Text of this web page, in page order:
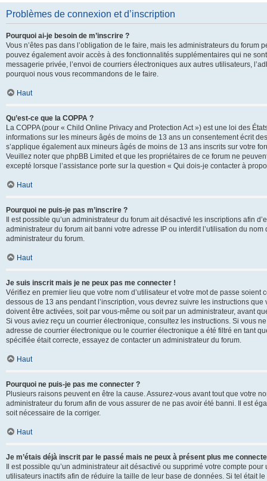
Problèmes de connexion et d’inscription
Pourquoi ai-je besoin de m’inscrire ?
Vous n’êtes pas dans l’obligation de le faire, mais les administrateurs du
pouvez également avoir accès à des fonctionnalités supplémentaires qui ne
messagerie privée, l’envoi de courriers électroniques aux autres utilisateurs,
pourquoi nous vous recommandons de le faire.
Haut
Qu’est-ce que la COPPA ?
La COPPA (pour « Child Online Privacy and Protection Act ») est une loi des
informations sur les mineurs âgés de moins de 13 ans un consentement écrit
s’applique également aux mineurs âgés de moins de 13 ans inscrits sur votre
Veuillez noter que phpBB Limited et que les propriétaires de ce forum ne
excepté lorsque l’assistance porte sur la question « Qui dois-je contacter à
Haut
Pourquoi ne puis-je pas m’inscrire ?
Il est possible qu’un administrateur du forum ait désactivé les inscriptions afin
administrateur du forum ait banni votre adresse IP ou interdit l’utilisation du
administrateur du forum.
Haut
Je suis inscrit mais je ne peux pas me connecter !
Vérifiez en premier lieu que votre nom d’utilisateur et votre mot de passe
dessous de 13 ans pendant l’inscription, vous devrez suivre les instructions
doivent être activées, soit par vous-même ou soit par un administrateur, avant
Si vous aviez reçu un courrier électronique, consultez les instructions. Si vous
adresse de courrier électronique ou le courrier électronique a été filtré en tant
spécifiée était correcte, essayez de contacter un administrateur du forum.
Haut
Pourquoi ne puis-je pas me connecter ?
Plusieurs raisons peuvent en être la cause. Assurez-vous avant tout que votre
administrateur du forum afin de vous assurer de ne pas avoir été banni. Il est
soit nécessaire de la corriger.
Haut
Je m’étais déjà inscrit par le passé mais ne peux à présent plus me
Il est possible qu’un administrateur ait désactivé ou supprimé votre compte
utilisateurs inactifs afin de réduire la taille de leur base de données. Si tel était